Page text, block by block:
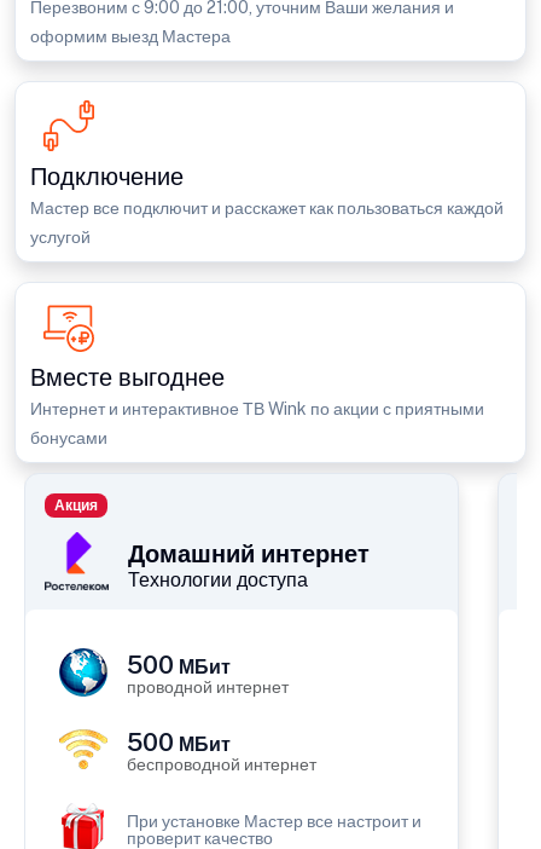
Перезвоним с 9:00 до 21:00, уточним Ваши желания и
оформим выезд Мастера
Подключение
Мастер все подключит и расскажет как пользоваться каждой
услугой
Вместе выгоднее
Интернет и интерактивное ТВ Wink по акции с приятными
бонусами
Домашний интернет
Технологии доступа
Акция
500 МБит
проводной интернет
500 МБит
беспроводной интернет
При установке Мастер все настроит и
проверит качество